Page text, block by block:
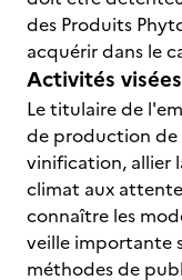
des Produits
acquérir dans le
Activités
Le titulaire de
de production de
vinification, allier
climat aux
connaître les
veille importante
méthodes de